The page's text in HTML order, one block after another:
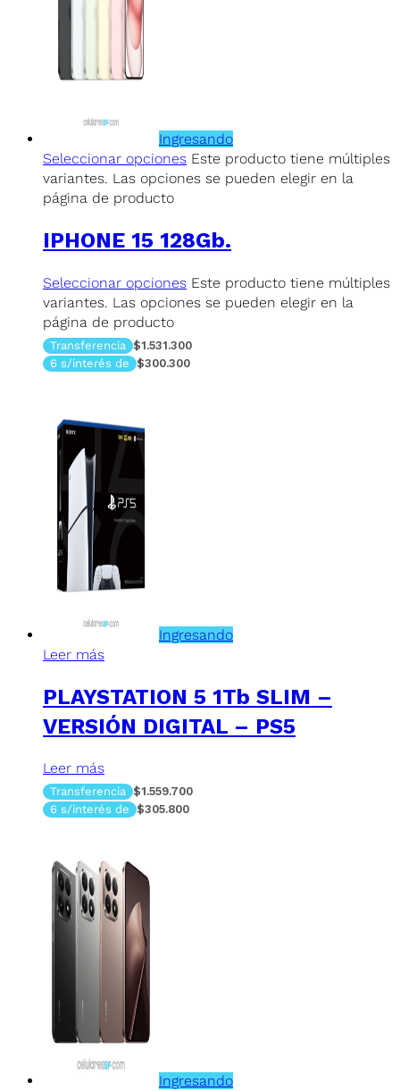
Ingresando
Seleccionar opciones Este producto tiene múltiples
variantes. Las opciones se pueden elegir en la
página de producto
IPHONE 15 128Gb.
Seleccionar opciones Este producto tiene múltiples
variantes. Las opciones se pueden elegir en la
página de producto
Transferencia $1.531.300
6 s/interés de $300.300
Ingresando
Leer más
PLAYSTATION 5 1Tb SLIM –
VERSIÓN DIGITAL – PS5
Leer más
Transferencia $1.559.700
6 s/interés de $305.800
Ingresando